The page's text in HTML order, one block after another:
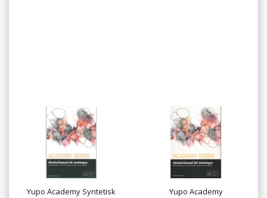
Yupo Academy Syntetisk
Yupo Academy